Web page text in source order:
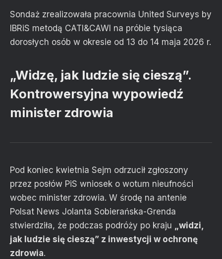
Sondaż zrealizowała pracownia United Surveys by
IBRiS metodą CATI&CAWI na próbie tysiąca
dorosłych osób w okresie od 13 do 14 maja 2026 r.
„Widzę, jak ludzie się cieszą”.
Kontrowersyjna wypowiedź
minister zdrowia
Pod koniec kwietnia Sejm odrzucił zgłoszony
przez posłów PiS wniosek o wotum nieufności
wobec minister zdrowia. W środę na antenie
Polsat News Jolanta Sobierańska-Grenda
stwierdziła, że podczas podróży po kraju „widzi,
jak ludzie się cieszą” z inwestycji w ochronę
zdrowia.